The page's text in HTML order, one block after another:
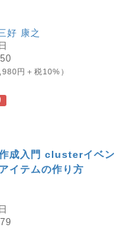
好 康之
円＋税10%）
成入門 clusterイベン
イテムの作り方